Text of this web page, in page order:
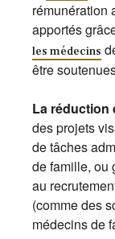
rémunération
apportés
les médecins
être
La réduction
des projets
de tâches
de famille, ou
au
(comme des
médecins de